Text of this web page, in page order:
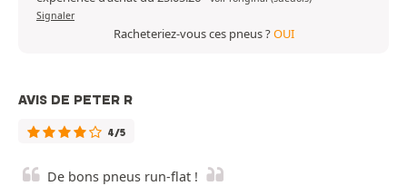
Signaler
Racheteriez-vous ces pneus ?OUI
AVIS DE PETER R
4/5
De bons pneus run-flat !